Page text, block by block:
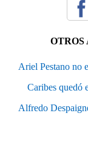
OTROS
Ariel Pestano no
Caribes quedó
Alfredo